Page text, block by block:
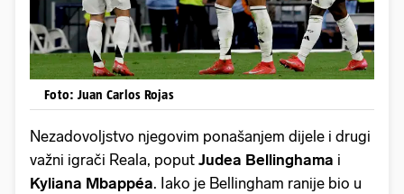
Foto: Juan Carlos Rojas
Nezadovoljstvo njegovim ponašanjem dijele i drugi
važni igrači Reala, poput Judea Bellinghama i
Kyliana Mbappéa. Iako je Bellingham ranije bio u